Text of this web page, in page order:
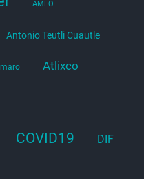
AMLO
Antonio Teutli Cuautle
Atlixco
COVID19 DIF